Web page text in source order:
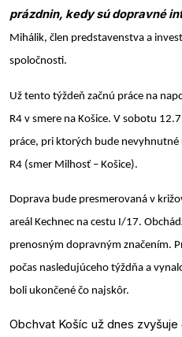
prázdnin, kedy sú dopravné
Mihálik, člen predstavenstva a
spoločnosti.
Už tento týždeň začnú práce na
R4 v smere na Košice. V sobotu
práce, pri ktorých bude
R4 (smer Milhosť – Košice).
Doprava bude presmerovaná v
areál Kechnec na cestu I/17.
prenosným dopravným značením.
počas nasledujúceho týždňa a
boli ukončené čo najskôr.
Obchvat Košíc už dnes